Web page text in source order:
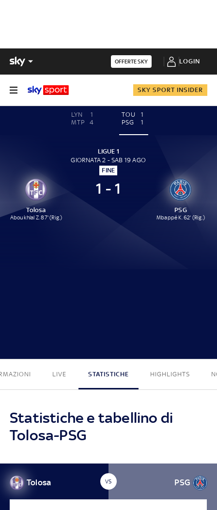
OFFERTE SKY LOGIN
SKY SPORT INSIDER
LYN
1
MTP
4
TOU
1
PSG
1
LIGUE 1
GIORNATA 2 - SAB 19 AGO
FINE
Tolosa
Aboukhlal Z. 87' (Rig.)
1 - 1
PSG
Mbappé K. 62' (Rig.)
LIVE STATISTICHE HIGHLIGHTS
Statistiche e tabellino di
Tolosa-PSG
Tolosa VS PSG